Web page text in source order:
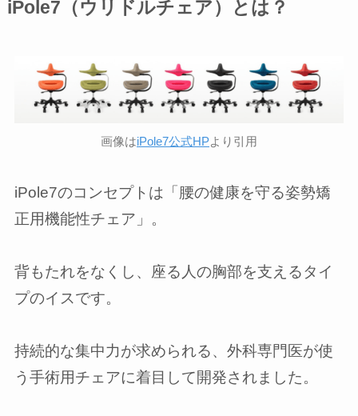
iPole7（ウリドルチェア）とは？
画像はiPole7公式HPより引用
iPole7のコンセプトは「腰の健康を守る姿勢矯
正用機能性チェア」。
背もたれをなくし、座る人の胸部を支えるタイ
プのイスです。
持続的な集中力が求められる、外科専門医が使
う手術用チェアに着目して開発されました。